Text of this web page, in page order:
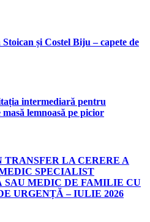
și Costel Biju – capete de
intermediară pentru
masă lemnoasă pe picior
TRANSFER LA CERERE A
SPECIALIST
SAU MEDIC DE FAMILIE CU
URGENȚĂ – IULIE 2026